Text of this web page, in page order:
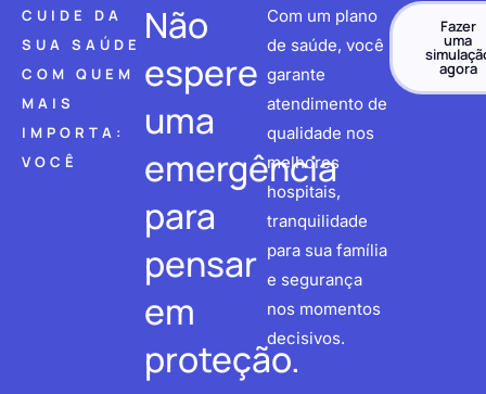
CUIDE DA
SUA SAÚDE
COM QUEM
MAIS
IMPORTA:
VOCÊ
Não
espere
uma
emergência
para
pensar
em
proteção.
Com um plano
de saúde, você
garante
atendimento de
qualidade nos
melhores
hospitais,
tranquilidade
para sua família
e segurança
nos momentos
decisivos.
Fazer
uma
agora